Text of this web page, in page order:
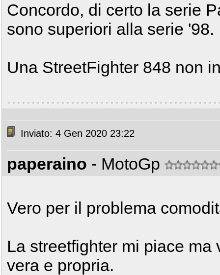
Concordo, di certo la serie
sono superiori alla serie '98.
Una StreetFighter 848 non
Inviato: 4 Gen 2020 23:22
paperaino - MotoGp
Vero per il problema
La streetfighter mi piace
vera e propria.